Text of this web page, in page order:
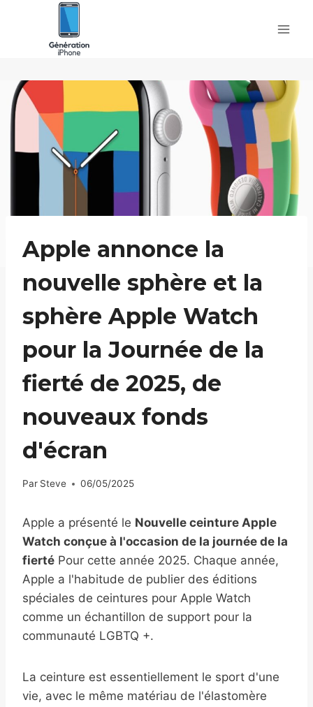
Apple annonce la
nouvelle sphère et la
sphère Apple Watch
pour la Journée de la
fierté de 2025, de
nouveaux fonds
d'écran
Par Steve 06/05/2025
Apple a présenté le Nouvelle ceinture Apple
Watch conçue à l'occasion de la journée de la
fierté Pour cette année 2025. Chaque année,
Apple a l'habitude de publier des éditions
spéciales de ceintures pour Apple Watch
comme un échantillon de support pour la
communauté LGBTQ +.
La ceinture est essentiellement le sport d'une
vie, avec le même matériau de l'élastomère